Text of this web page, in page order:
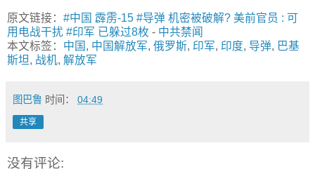
原文链接： #中国 霹雳-15 #导弹 机密被破解? 美前官员 : 可
用电战干扰 #印军 已躲过8枚 - 中共禁闻
本文标签： 中国 , 中国解放军, 俄罗斯, 印军, 印度, 导弹, 巴基
斯坦, 战机, 解放军
图巴鲁 时间： 04:49
共享
没有评论: